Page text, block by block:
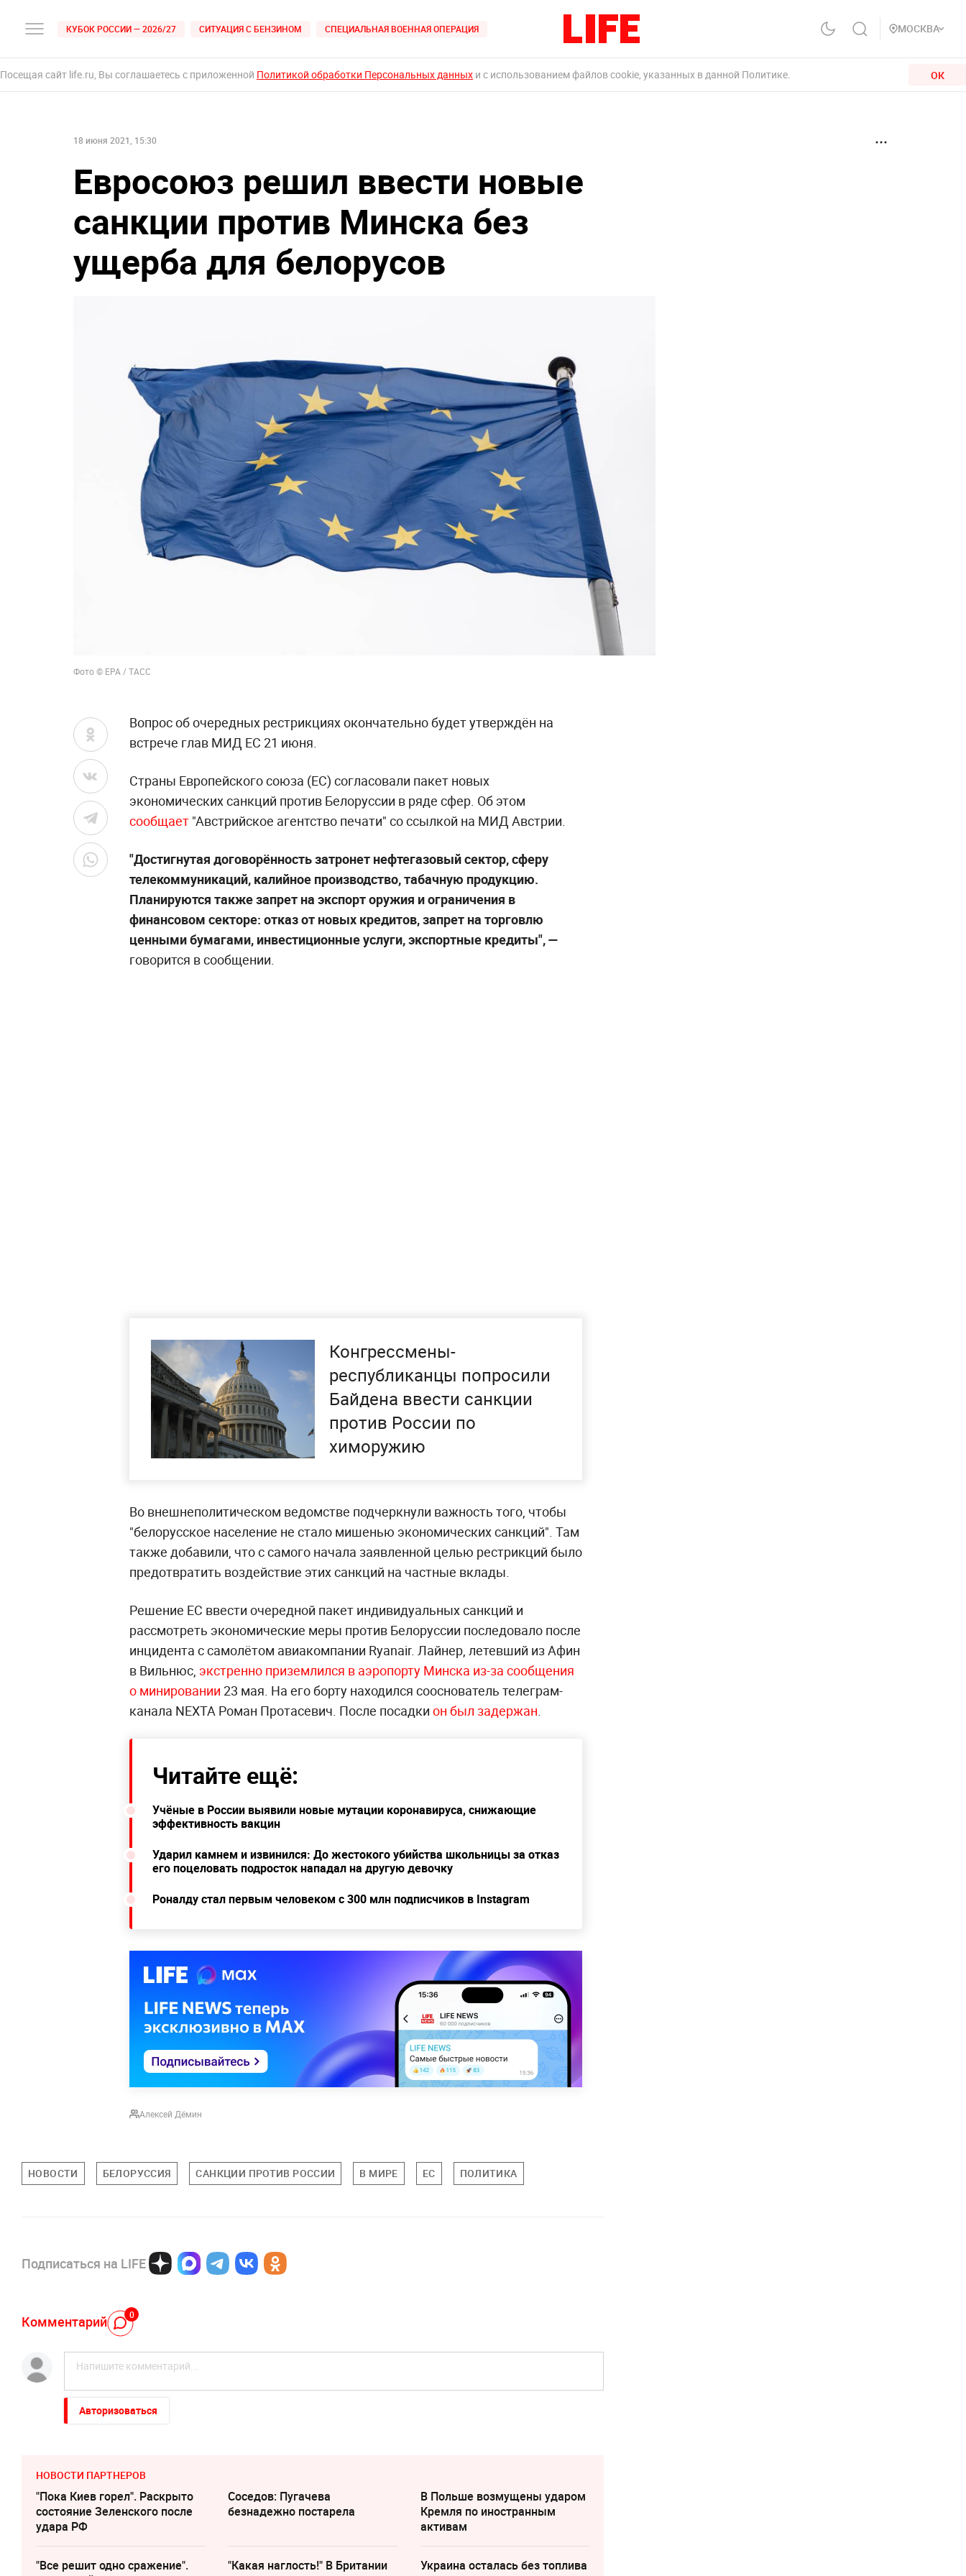
КУБОК РОССИИ — 2026/27 СИТУАЦИЯ С БЕНЗИНОМ СПЕЦИАЛЬНАЯ ВОЕННАЯ ОПЕРАЦИЯ МОСКВА
Посещая сайт life.ru, Вы соглашаетесь с приложенной Политикой обработки Персональных данных и с использованием файлов cookie, указанных в данной Политике. ОК
18 июня 2021, 15:30
Евросоюз решил ввести новые
санкции против Минска без
ущерба для белорусов
Фото © EPA / ТАСС
Вопрос об очередных рестрикциях окончательно будет утверждён на
встрече глав МИД ЕС 21 июня.
Страны Европейского союза (ЕС) согласовали пакет новых
экономических санкций против Белоруссии в ряде сфер. Об этом
сообщает "Австрийское агентство печати" со ссылкой на МИД Австрии.
"Достигнутая договорённость затронет нефтегазовый сектор, сферу
телекоммуникаций, калийное производство, табачную продукцию.
Планируются также запрет на экспорт оружия и ограничения в
финансовом секторе: отказ от новых кредитов, запрет на торговлю
ценными бумагами, инвестиционные услуги, экспортные кредиты", —
говорится в сообщении.
Конгрессмены-
республиканцы попросили
Байдена ввести санкции
против России по
химоружию
Во внешнеполитическом ведомстве подчеркнули важность того, чтобы
"белорусское население не стало мишенью экономических санкций". Там
также добавили, что с самого начала заявленной целью рестрикций было
предотвратить воздействие этих санкций на частные вклады.
Решение ЕС ввести очередной пакет индивидуальных санкций и
рассмотреть экономические меры против Белоруссии последовало после
инцидента с самолётом авиакомпании Ryanair. Лайнер, летевший из Афин
в Вильнюс, экстренно приземлился в аэропорту Минска из-за сообщения
о минировании 23 мая. На его борту находился сооснователь телеграм-
канала NEXTA Роман Протасевич. После посадки он был задержан
Читайте ещё:
Учёные в России выявили новые мутации коронавируса, снижающие
эффективность вакцин
Ударил камнем и извинился: До жестокого убийства школьницы за отказ
его поцеловать подросток нападал на другую девочку
Роналду стал первым человеком с 300 млн подписчиков в Instagram
Алексей Дёмин
НОВОСТИ БЕЛОРУССИЯ САНКЦИИ ПРОТИВ РОССИИ В МИРЕ ЕС ПОЛИТИКА
Подписаться на LIFE
Комментарий 0
Авторизоваться
НОВОСТИ ПАРТНЕРОВ
"Пока Киев горел". Раскрыто
состояние Зеленского после
удара РФ
Соседов: Пугачева
безнадежно постарела
В Польше возмущены ударом
Кремля по иностранным
активам
"Все решит одно сражение".
"Какая наглость!" В Британии
Украина осталась без топлива